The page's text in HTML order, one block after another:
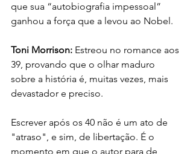
que sua “autobiografia impessoal”
ganhou a força que a levou ao Nobel.
Toni Morrison: Estreou no romance aos
39, provando que o olhar maduro
sobre a história é, muitas vezes, mais
devastador e preciso.
Escrever após os 40 não é um ato de
"atraso", e sim, de libertação. É o
momento em que o autor para de